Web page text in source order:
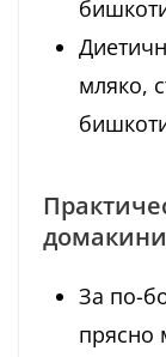
мляко,
домакини
За по-
прясно